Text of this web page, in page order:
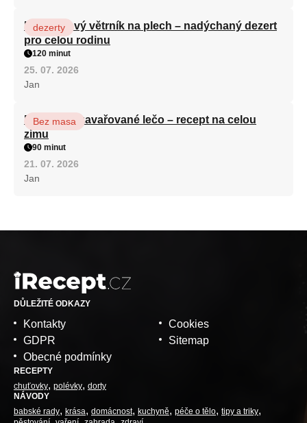
Karamelový větrník na plech – nadýchaný dezert
pro celou rodinu
dezerty
120 minut
25. 07. 2026
Jan
Babiččino zavařované lečo – recept na celou
zimu
Bez masa
90 minut
21. 07. 2026
Jan
DŮLEŽITÉ ODKAZY
Kontakty
GDPR
Obecné podmínky
Cookies
Sitemap
RECEPTY
chuťovky polévky dorty
NÁVODY
babské rady
krása domácnost kuchyně péče o tělo tipy a triky